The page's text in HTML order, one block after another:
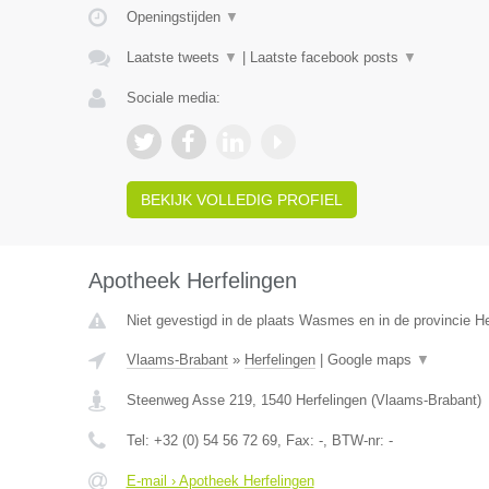
Openingstijden ▼
Laatste tweets ▼ Laatste facebook posts ▼
Sociale media:
BEKIJK VOLLEDIG PROFIEL
Apotheek Herfelingen
Niet gevestigd in de plaats Wasmes en in de provincie
Vlaams-Brabant» Herfelingen| Google maps ▼
Steenweg Asse 219, 1540 Herfelingen(Vlaams-Brabant)
Tel: +32 (0) 54 56 72 69, Fax: -, BTW-nr: -
E-mail › Apotheek Herfelingen